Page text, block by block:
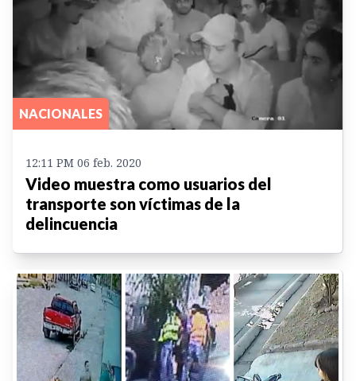
NACIONALES
12:11 PM 06 feb. 2020
Video muestra como usuarios del
transporte son víctimas de la
delincuencia